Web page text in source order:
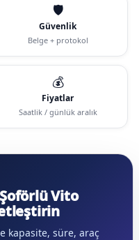
🛡️
Güvenlik
Belge + protokol
💰
Fiyatlar
Saatlik / günlük aralık
Vito
kapasite, süre, araç